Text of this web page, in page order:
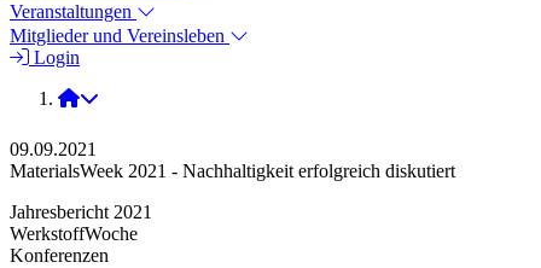
Veranstaltungen
Mitglieder und Vereinsleben
Login
2021
09.09.2021
MaterialsWeek 2021 - Nachhaltigkeit erfolgreich diskutiert
Jahresbericht 2021
WerkstoffWoche
Konferenzen